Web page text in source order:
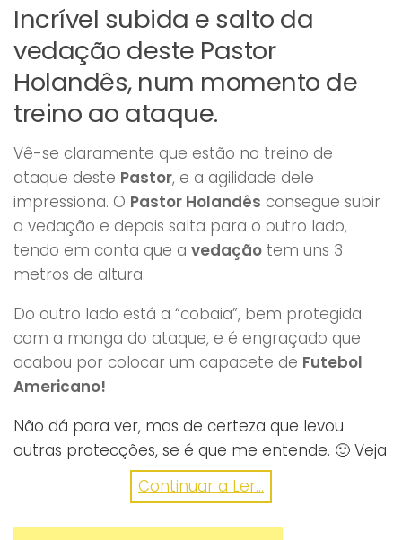
Incrível subida e salto da
vedação deste Pastor
Holandês, num momento de
treino ao ataque.
Vê-se claramente que estão no treino de
ataque deste Pastor, e a agilidade dele
impressiona. O Pastor Holandês consegue subir
a vedação e depois salta para o outro lado,
tendo em conta que a vedação tem uns 3
metros de altura.
Do outro lado está a “cobaia”, bem protegida
com a manga do ataque, e é engraçado que
acabou por colocar um capacete de Futebol
Americano!
Não dá para ver, mas de certeza que levou
outras protecções, se é que me entende. 🙂 Veja
aqui este incrívelanimal:
Continuar a Ler...